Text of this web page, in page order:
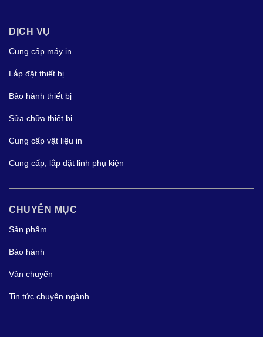
DỊCH VỤ
Cung cấp máy in
Lắp đặt thiết bị
Bảo hành thiết bị
Sửa chữa thiết bị
Cung cấp vật liệu in
Cung cấp, lắp đặt linh phụ kiện
CHUYÊN MỤC
Sản phẩm
Bảo hành
Vận chuyển
Tin tức chuyên ngành